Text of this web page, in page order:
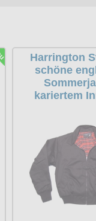
Harrington
schöne
kariertem